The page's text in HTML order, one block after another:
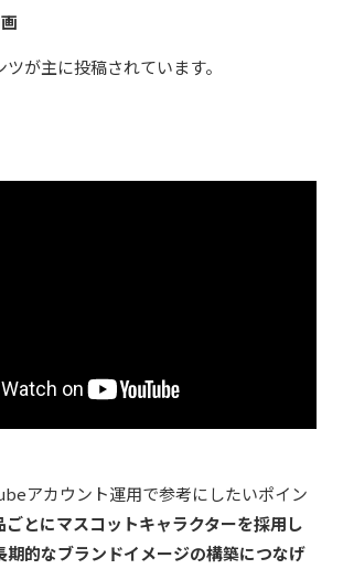
が主に投稿されています。
アカウント運用で参考にしたいポイン
ごとにマスコットキャラクターを採用し
期的なブランドイメージの構築につなげ